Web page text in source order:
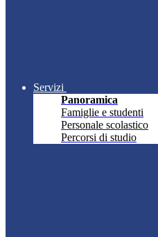
Servizi
Panoramica
Famiglie e studenti
Personale scolastico
Percorsi di studio